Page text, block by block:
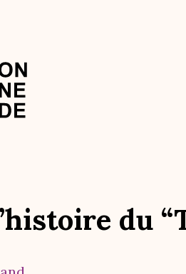
principale
du